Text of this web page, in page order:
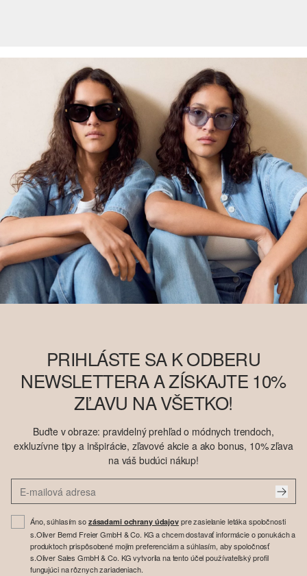
PRIHLÁSTE SA K ODBERU
NEWSLETTERA A ZÍSKAJTE 10%
ZĽAVU NA VŠETKO!
Buďte v obraze: pravidelný prehľad o módnych trendoch,
exkluzívne tipy a inšpirácie, zľavové akcie a ako bonus, 10% zľava
na váš budúci nákup!
Áno, súhlasím so zásadami ochrany údajovpre zasielanie letáka spoločnosti
s.Oliver Bernd Freier GmbH & Co. KG a chcem dostavať informácie o ponukách a
produktoch prispôsobené mojim preferenciám a súhlasím, aby spoločnosť
s.Oliver Sales GmbH & Co. KG vytvorila na tento účel používateľský profil
fungujúci na rôznych zariadeniach.